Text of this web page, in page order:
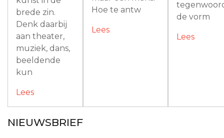
brede zin.
Denk daarbij
aan theater,
muziek, dans,
beeldende
kun
Lees
Hoe te antw
Lees
de vorm
Lees
NIEUWSBRIEF